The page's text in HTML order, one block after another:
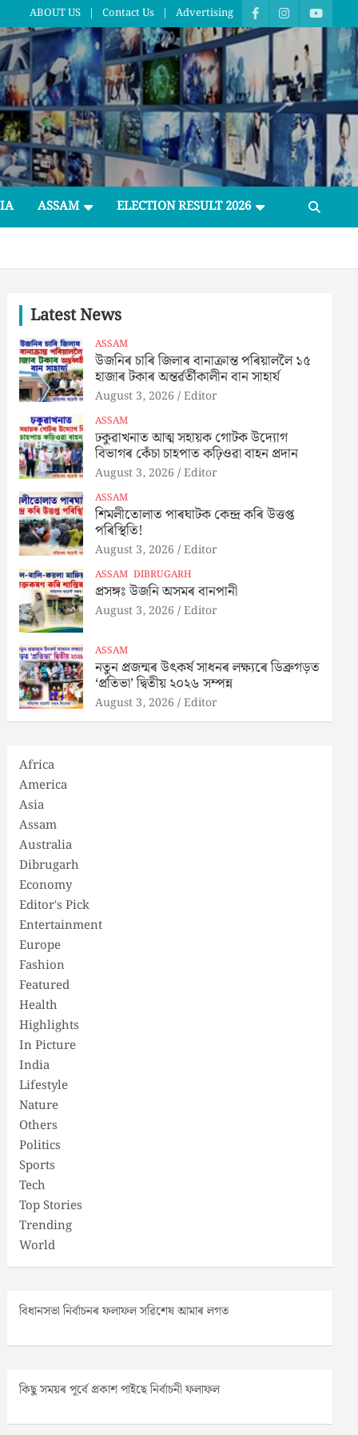
ABOUT US Contact Us Advertising
ASSAM ELECTION RESULT 2026
Latest News
ASSAM
উজনিৰ চাৰি জিলাৰ বানাক্ৰান্ত পৰিয়াললৈ ১৫
হাজাৰ টকাৰ অন্তৰ্ৱৰ্তীকালীন বান সাহাৰ্য
August 3, 2026 Editor
ASSAM
ঢকুৱাখনাত আত্ম সহায়ক গোটক উদ্যোগ
বিভাগৰ কেঁচা চাহপাত কঢ়িওৱা বাহন প্ৰদান
August 3, 2026 Editor
ASSAM
শিমলীতোলাত পাৰঘাটক কেন্দ্ৰ কৰি উত্তপ্ত
পৰিস্থিতি!
August 3, 2026 Editor
ASSAM DIBRUGARH
প্ৰসঙ্গঃ উজনি অসমৰ বানপানী
August 3, 2026 Editor
ASSAM
নতুন প্ৰজন্মৰ উৎকৰ্ষ সাধনৰ লক্ষ্যৰে ডিব্ৰুগড়ত
‘প্ৰতিভা’ দ্বিতীয় ২০২৬ সম্পন্ন
August 3, 2026 Editor
Africa
America
Asia
Assam
Australia
Dibrugarh
Economy
Editor's Pick
Entertainment
Europe
Fashion
Featured
Health
Highlights
In Picture
India
Lifestyle
Nature
Others
Politics
Sports
Tech
Top Stories
Trending
World
বিধানসভা নিৰ্বাচনৰ ফলাফল সৱিশেষ আমাৰ লগত
কিছু সময়ৰ পূৰ্বে প্ৰকাশ পাইছে নিৰ্বাচনী ফলাফল